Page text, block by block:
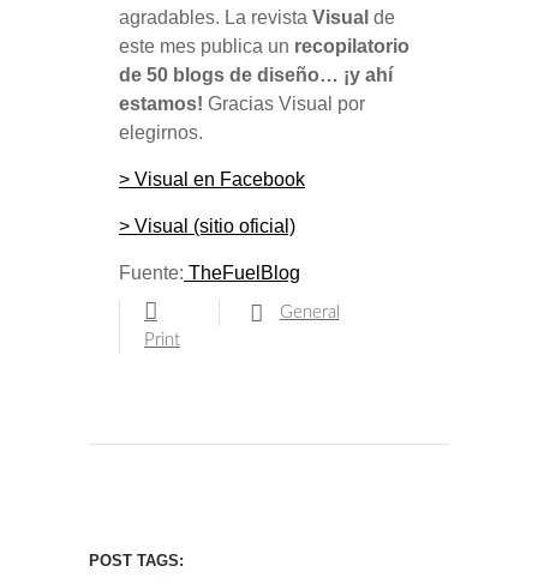
agradables. La revista Visual de
este mes publica un recopilatorio
de 50 blogs de diseño… ¡y ahí
estamos! Gracias Visual por
elegirnos.
> Visual en Facebook
> Visual (sitio oficial)
Fuente: TheFuelBlog
Print
General
POST TAGS: